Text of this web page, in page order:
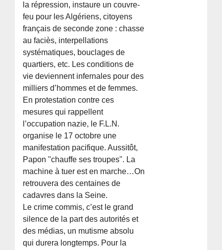
la répression, instaure un couvre-
feu pour les Algériens, citoyens
français de seconde zone : chasse
au faciès, interpellations
systématiques, bouclages de
quartiers, etc. Les conditions de
vie deviennent infernales pour des
milliers d’hommes et de femmes.
En protestation contre ces
mesures qui rappellent
l’occupation nazie, le F.L.N.
organise le 17 octobre une
manifestation pacifique. Aussitôt,
Papon "chauffe ses troupes". La
machine à tuer est en marche…On
retrouvera des centaines de
cadavres dans la Seine.
Le crime commis, c’est le grand
silence de la part des autorités et
des médias, un mutisme absolu
qui durera longtemps. Pour la